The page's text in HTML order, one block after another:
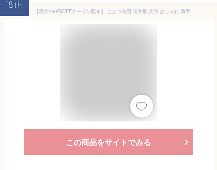
18th
【最大400円OFFクーポン配布】 こたつ布団 長方形 大判 おしゃれ 薄手 北欧 かわいい 薄掛け こたつぶとん こたつ 布団 こたつ掛け布団 コタツ布団 デニム 西海岸 薄掛けデニムデザインこたつ布団 DERICK(デリック) 長方形205×285cm
この商品をサイトでみる